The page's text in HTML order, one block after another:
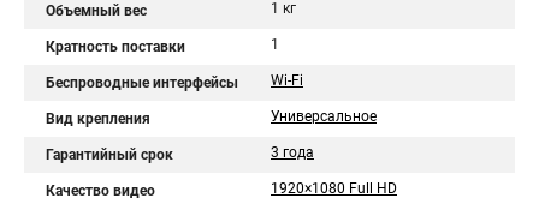
Объемный вес 1 кг
Кратность поставки 1
Беспроводные интерфейсы Wi-Fi
Вид крепления Универсальное
Гарантийный срок 3 года
Качество видео 1920×1080 Full HD